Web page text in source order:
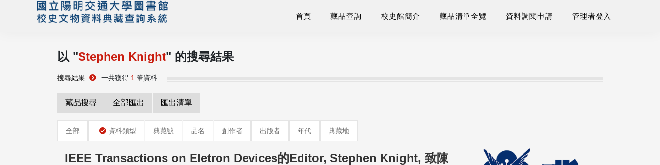
首頁 藏品查詢 校史館簡介 藏品清單全覽 資料調閱申請 管理者登入
以 "Stephen Knight" 的搜尋結果
搜尋結果 一共獲得 1 筆資料
藏品搜尋 全部匯出 匯出清單
全部 資料類型 典藏號 品名 創作者 出版者 年代 典藏地
IEEE Transactions on Eletron Devices的Editor, Stephen Knight, 致陳